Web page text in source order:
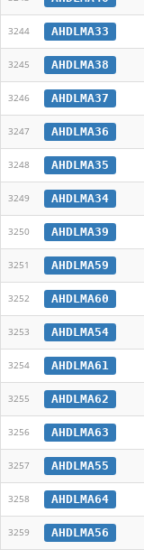
3244 AHDLMA33
3245 AHDLMA38
3246 AHDLMA37
3247 AHDLMA36
3248 AHDLMA35
3249 AHDLMA34
3250 AHDLMA39
3251 AHDLMA59
3252 AHDLMA60
3253 AHDLMA54
3254 AHDLMA61
3255 AHDLMA62
3256 AHDLMA63
3257 AHDLMA55
3258 AHDLMA64
3259 AHDLMA56